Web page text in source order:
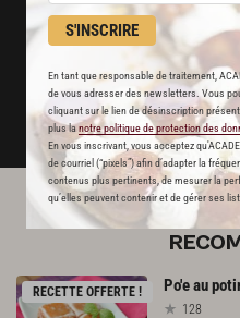
S'INSCRIRE
En tant que responsable de traitement,
de vous adresser des newsletters. Vous
cliquant sur le lien de désinscription
plus lanotre politique de protection des
En vous inscrivant, vous acceptez
de courriel (“pixels”) afin d’adapter la
contenus plus pertinents, de mesurer la
qu’elles peuvent contenir et de gérer ses
un service garanti
JE
DÉJÀ ABONNÉ(E)
L'ACADÉMIE
RECETTE OFFERTE ! Po'eau
128